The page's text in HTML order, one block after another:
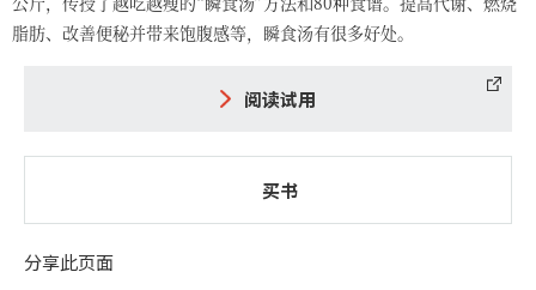
脂肪、改善便秘并带来饱腹感等，瞬食汤有很多好处。
阅读试用
买书
分享此页面